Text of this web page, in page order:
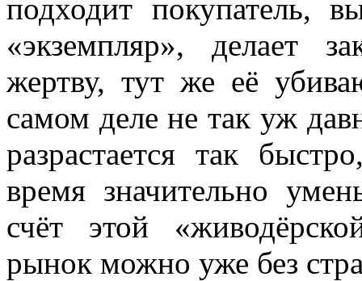
подходит покупатель,
«экземпляр», делает
жертву, тут же её
самом деле не так уж
разрастается так
время значительно
счёт этой
рынок можно уже без